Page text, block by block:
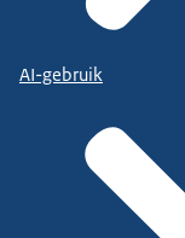
AI-gebruik